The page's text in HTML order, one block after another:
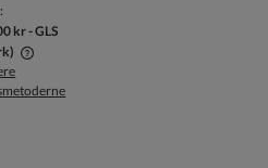
kr- GLS
betalingsomkostninger